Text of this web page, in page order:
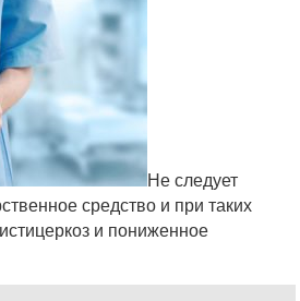
Не следует
средство и при таких
и пониженное